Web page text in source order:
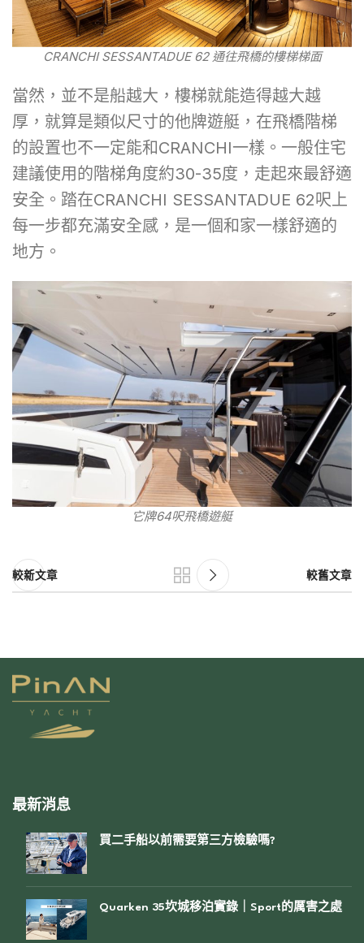
CRANCHI SESSANTADUE 62 通往飛橋的樓梯梯面
當然，並不是船越大，樓梯就能造得越大越
厚，就算是類似尺寸的他牌遊艇，在飛橋階梯
的設置也不一定能和CRANCHI一樣。一般住宅
建議使用的階梯角度約30-35度，走起來最舒適
安全。踏在CRANCHI SESSANTADUE 62呎上
每一步都充滿安全感，是一個和家一樣舒適的
地方。
它牌64呎飛橋遊艇
較新文章 較舊文章
最新消息
買二手船以前需要第三方檢驗嗎?
Quarken 35坎城移泊實錄｜Sport的厲害之處